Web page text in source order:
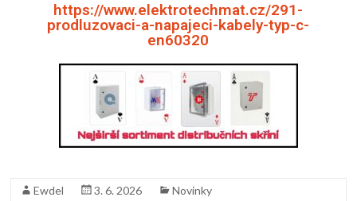
https://www.elektrotechmat.cz/291-
prodluzovaci-a-napajeci-kabely-typ-c-
en60320
Ewdel 3. 6. 2026 Novinky